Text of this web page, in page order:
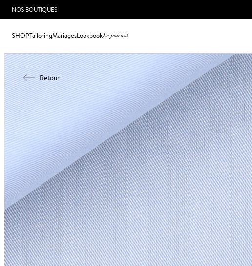
NOS BOUTIQUES
SHOPTailoringMariagesLookbookLe journal
Retour